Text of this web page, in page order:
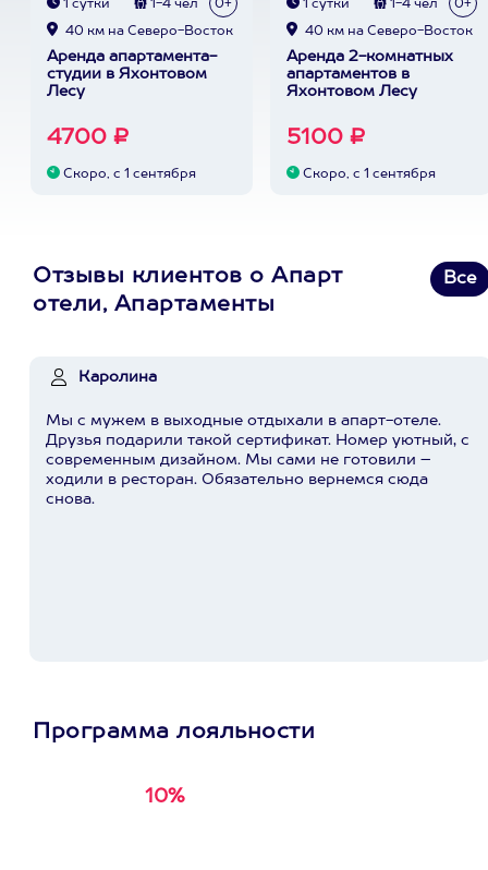
1 сутки 1-4 чел 0+
40 км на Северо-Восток
Аренда апартамента-
студии в Яхонтовом
Лесу
4700 ₽
Скоро, с 1 сентября
1 сутки 1-4 чел 0+
40 км на Северо-Восток
Аренда 2-комнатных
апартаментов в
Яхонтовом Лесу
5100 ₽
Скоро, с 1 сентября
Отзывы клиентов о Апарт
отели, Апартаменты
Все
Каролина
Мы с мужем в выходные отдыхали в апарт-отеле.
Друзья подарили такой сертификат. Номер уютный, с
современным дизайном. Мы сами не готовили –
ходили в ресторан. Обязательно вернемся сюда
снова.
Программа лояльности
10%